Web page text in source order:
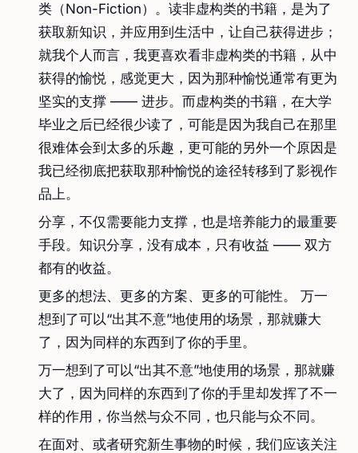
类（Non-Fiction）。读非虚构类的书籍，是为了
获取新知识，并应用到生活中，让自己获得进步；
就我个人而言，我更喜欢看非虚构类的书籍，从中
获得的愉悦，感觉更大，因为那种愉悦通常有更为
坚实的支撑 —— 进步。而虚构类的书籍，在大学
毕业之后已经很少读了，可能是因为我自己在那里
很难体会到太多的乐趣，更可能的另外一个原因是
我已经彻底把获取那种愉悦的途径转移到了影视作
品上。
分享，不仅需要能力支撑，也是培养能力的最重要
手段。知识分享，没有成本，只有收益 —— 双方
都有的收益。
更多的想法、更多的方案、更多的可能性。 万一
想到了可以“出其不意”地使用的场景，那就赚大
了，因为同样的东西到了你的手里。
万一想到了可以“出其不意”地使用的场景，那就赚
大了，因为同样的东西到了你的手里却发挥了不一
样的作用，你当然与众不同，也只能与众不同。
在面对、或者研究新生事物的时候，我们应该关注